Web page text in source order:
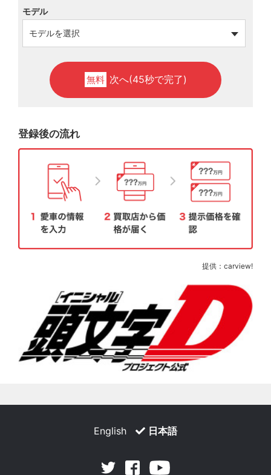
モデル
無料 次へ(45秒で完了)
登録後の流れ
提供：carview!
English 日本語
Twitter Facebook